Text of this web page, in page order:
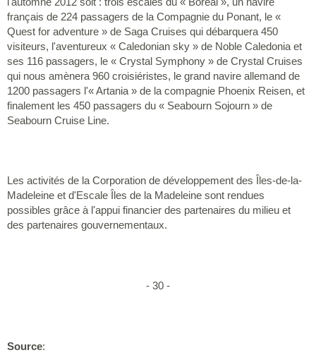
français de 224 passagers de la Compagnie du Ponant, le «
Quest for adventure » de Saga Cruises qui débarquera 450
visiteurs, l'aventureux « Caledonian sky » de Noble Caledonia et
ses 116 passagers, le « Crystal Symphony » de Crystal Cruises
qui nous amènera 960 croisiéristes, le grand navire allemand de
1200 passagers l'« Artania » de la compagnie Phoenix Reisen, et
finalement les 450 passagers du « Seabourn Sojourn » de
Seabourn Cruise Line.
Les activités de la Corporation de développement des Îles-de-la-
Madeleine et d'Escale Îles de la Madeleine sont rendues
possibles grâce à l'appui financier des partenaires du milieu et
des partenaires gouvernementaux.
- 30 -
Source: